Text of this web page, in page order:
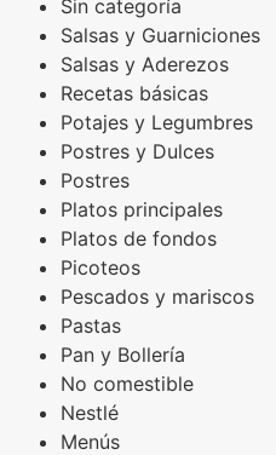
Sin categoría
Salsas y Guarniciones
Salsas y Aderezos
Recetas básicas
Potajes y Legumbres
Postres y Dulces
Postres
Platos principales
Platos de fondos
Picoteos
Pescados y mariscos
Pastas
Pan y Bollería
No comestible
Nestlé
Menús